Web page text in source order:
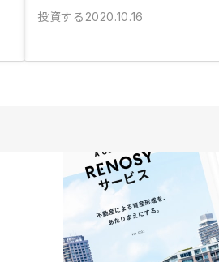
投資する 2020.10.16